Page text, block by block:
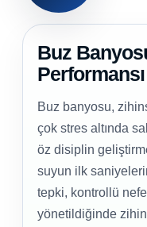
Buz
Buz banyosu,
çok stres altında
öz disiplin
suyun ilk
tepki, kontrollü
yönetildiğinde